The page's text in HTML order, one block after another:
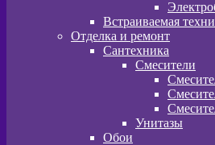
Встраиваемая
Отделка и ремонт
Сантехника
Смесители
Унитазы
Обои